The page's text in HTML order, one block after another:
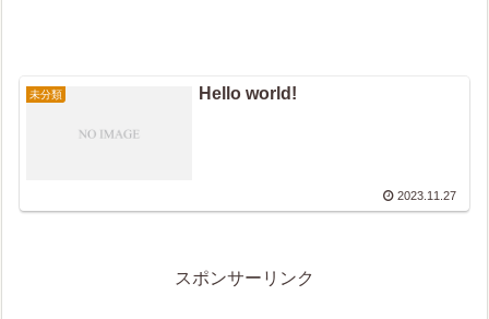
未分類 Hello world!
2023.11.27
スポンサーリンク